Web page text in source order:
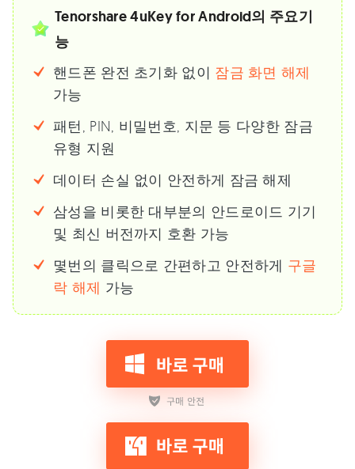
Tenorshare 4uKey for Android의 주요기
능
핸드폰 완전 초기화 없이 잠금 화면 해제
가능
패턴, PIN, 비밀번호, 지문 등 다양한 잠금
유형 지원
데이터 손실 없이 안전하게 잠금 해제
삼성을 비롯한 대부분의 안드로이드 기기
및 최신 버전까지 호환 가능
몇번의 클릭으로 간편하고 안전하게 구글
락 해제 가능